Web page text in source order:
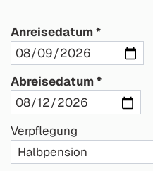
Anreisedatum
Abreisedatum
Verpflegung